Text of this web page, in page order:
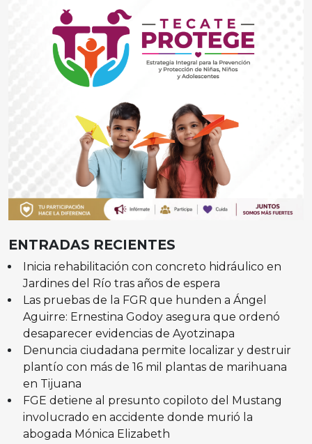
ENTRADAS RECIENTES
Inicia rehabilitación con concreto hidráulico en
Jardines del Río tras años de espera
Las pruebas de la FGR que hunden a Ángel
Aguirre: Ernestina Godoy asegura que ordenó
desaparecer evidencias de Ayotzinapa
Denuncia ciudadana permite localizar y destruir
plantío con más de 16 mil plantas de marihuana
en Tijuana
FGE detiene al presunto copiloto del Mustang
involucrado en accidente donde murió la
abogada Mónica Elizabeth